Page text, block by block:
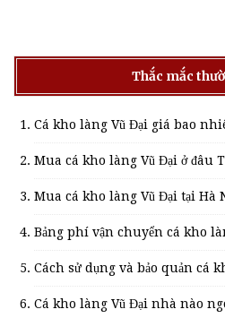
Thắc mắc
Cá kho làng Vũ Đại giá bao
Mua cá kho làng Vũ Đại ở đâu
Mua cá kho làng Vũ Đại tại Hà
Bảng phí vận chuyển cá kho
Cách sử dụng và bảo quản cá
Cá kho làng Vũ Đại nhà nào